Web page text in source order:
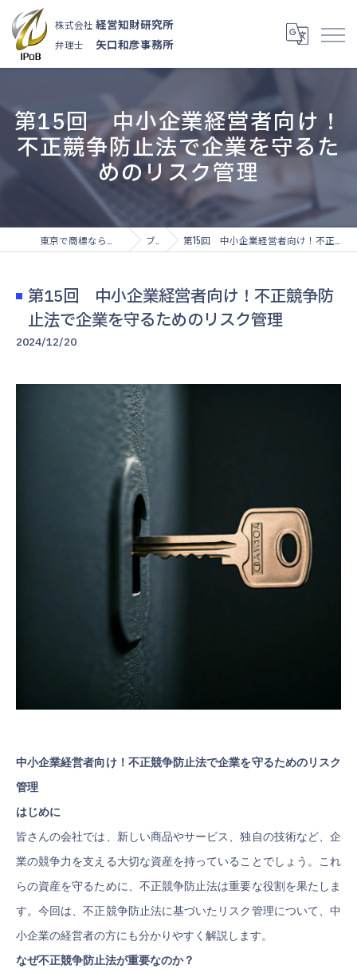
株式会社 経営知財研究所
弁理士 矢口和彦事務所
第15回 中小企業経営者向け！
不正競争防止法で企業を守るた
めのリスク管理
ブログ 第15回 中小企業経営者向け！不正競争防止法で企業を守るためのリスク管理
第15回 中小企業経営者向け！不正競争防
止法で企業を守るためのリスク管理
2024/12/20
中小企業経営者向け！不正競争防止法で企業を守るためのリスク
管理
はじめに
皆さんの会社では、新しい商品やサービス、独自の技術など、企
業の競争力を支える大切な資産を持っていることでしょう。これ
らの資産を守るために、不正競争防止法は重要な役割を果たしま
す。今回は、不正競争防止法に基づいたリスク管理について、中
小企業の経営者の方にも分かりやすく解説します。
なぜ不正競争防止法が重要なのか？